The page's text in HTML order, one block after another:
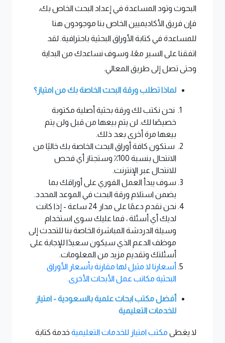
البحوث وتود المساعدة في إعداد البحث الخاص بك،
فإن فريق الأكاديميين الخاص بنا موجودون هنا
للمساعدة في كتابة الأوراق البحثية باحترافية. لقد
اتفقنا على السير معًا، وسوف نساعدك من البداية
وحتى تصل إلى طريق المعالي.
لماذا تطلب ورقة البحث الخاصة بك من امتياز؟
نحن نكتب لك ورقة بحثية أصلية مكتوبة
خصيصًا لك. لن يتم بيعها من قبل ولن يتم
بيعها مرة أخرى بعد ذلك.
ستكون كافة أوراق البحث الخاصة بك خاليًا من
الانتحال بنسبة 100٪ وستجتاز أي فحص
للانتحال عبر الإنترنت.
سوف يبدأ العمل الفوري على أوراقك بما
يضمن استلام ورقة البحث في الموعد المحدد.
نحن نقدم دعمًا على مدار 24 ساعة - إذا كانت
لديك أي أسئلة ، فما عليك سوى استخدام
وسيلة الدردشة المباشرة الخاصة بنا للتحدث إلى
موظف الدعم الذي سيكون سعيدًا للإجابة على
أسئلتك وتقديم مزيد من المعلومات.
أسعارنا لا مثيل لها مقارنة بأسعار الأوراق
البحثية مكاتب عمل الأبحاث الأخرى.
أفضلمكتب ابحاث علمية بالسعودية- امتياز
للخدمات التعليمية
لا يغطى مكتب امتياز للخدمات التعليمية خدمة كتابة